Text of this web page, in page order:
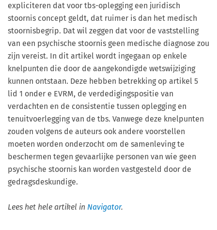
expliciteren dat voor tbs-oplegging een juridisch
stoornis concept geldt, dat ruimer is dan het medisch
stoornisbegrip. Dat wil zeggen dat voor de vaststelling
van een psychische stoornis geen medische diagnose zou
zijn vereist. In dit artikel wordt ingegaan op enkele
knelpunten die door de aangekondigde wetswijziging
kunnen ontstaan. Deze hebben betrekking op artikel 5
lid 1 onder e EVRM, de verdedigingspositie van
verdachten en de consistentie tussen oplegging en
tenuitvoerlegging van de tbs. Vanwege deze knelpunten
zouden volgens de auteurs ook andere voorstellen
moeten worden onderzocht om de samenleving te
beschermen tegen gevaarlijke personen van wie geen
psychische stoornis kan worden vastgesteld door de
gedragsdeskundige.
Lees het hele artikel in Navigator.